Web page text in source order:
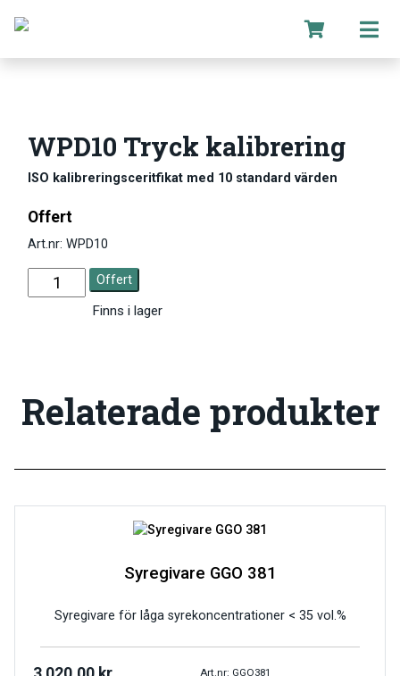
WPD10 Tryck kalibrering
ISO kalibreringsceritfikat med 10 standard värden
Offert
Art.nr: WPD10
Offert
Finns i lager
Relaterade produkter
Syregivare GGO 381
Syregivare för låga syrekoncentrationer < 35 vol.%
Art.nr: GGO381